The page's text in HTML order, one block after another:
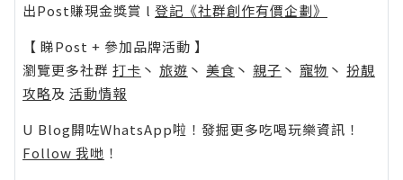
出Post賺現金獎賞 l 登記《社群創作有價企劃》
【 睇Post + 參加品牌活動 】
瀏覽更多社群 打卡 丶 旅遊 丶 美食 丶 親子 丶 寵物 丶 扮靚
攻略及 活動情報
U Blog開咗WhatsApp啦！發掘更多吃喝玩樂資訊！
Follow 我哋 ！